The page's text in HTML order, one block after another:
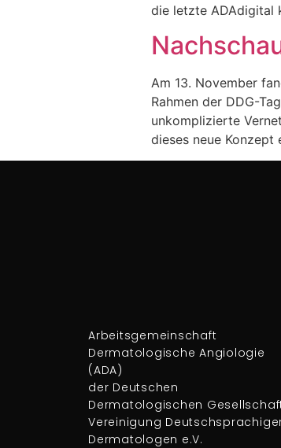
die letzte ADAdigital
Am 13. November
Rahmen der DDG-
unkomplizierte
dieses neue
Arbeitsgemeinschaft
Dermatologische Angiologie
(ADA)
der Deutschen
Dermatologischen
Vereinigung
Dermatologen e.V.